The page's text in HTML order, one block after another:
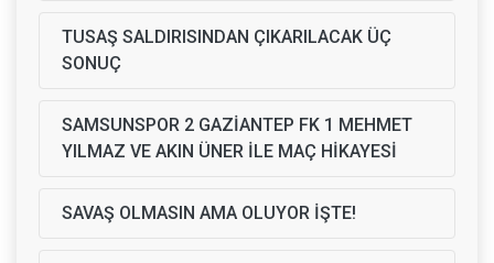
TUSAŞ SALDIRISINDAN ÇIKARILACAK ÜÇ
SONUÇ
SAMSUNSPOR 2 GAZİANTEP FK 1 MEHMET
YILMAZ VE AKIN ÜNER İLE MAÇ HİKAYESİ
SAVAŞ OLMASIN AMA OLUYOR İŞTE!